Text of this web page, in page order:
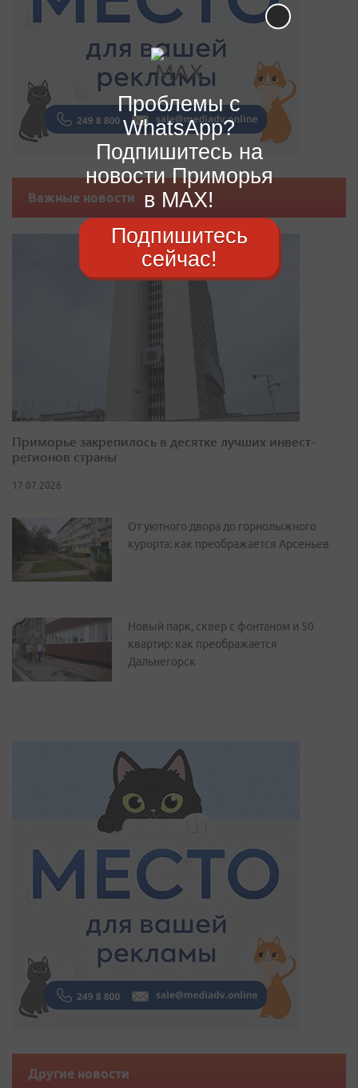
Важные новости
Приморье закрепилось в десятке лучших инвест-
регионов страны
17.07.2026
От уютного двора до горнолыжного
курорта: как преображается Арсеньев
Новый парк, сквер с фонтаном и 50
квартир: как преображается
Дальнегорск
Другие новости
Проблемы с
WhatsApp?
Подпишитесь на
новости Приморья
в MAX!
Подпишитесь
сейчас!